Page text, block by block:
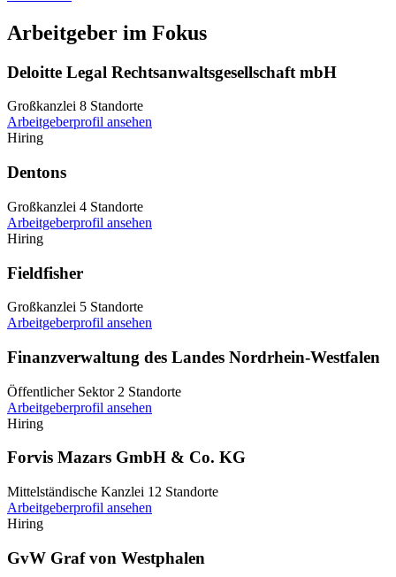
Arbeitgeber im Fokus
Deloitte Legal Rechtsanwaltsgesellschaft mbH
Großkanzlei 8 Standorte
Arbeitgeberprofil ansehen
Hiring
Dentons
Großkanzlei 4 Standorte
Arbeitgeberprofil ansehen
Hiring
Fieldfisher
Großkanzlei 5 Standorte
Arbeitgeberprofil ansehen
Finanzverwaltung des Landes Nordrhein-Westfalen
Öffentlicher Sektor 2 Standorte
Arbeitgeberprofil ansehen
Hiring
Forvis Mazars GmbH & Co. KG
Mittelständische Kanzlei 12 Standorte
Arbeitgeberprofil ansehen
Hiring
GvW Graf von Westphalen